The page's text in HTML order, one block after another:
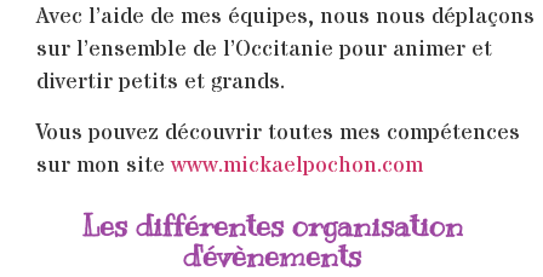
Avec l’aide de mes équipes, nous nous déplaçons
sur l’ensemble de l’Occitanie pour animer et
divertir petits et grands.
Vous pouvez découvrir toutes mes compétences
sur mon sitewww.mickaelpochon.com
Les différentes organisation
d'évènements